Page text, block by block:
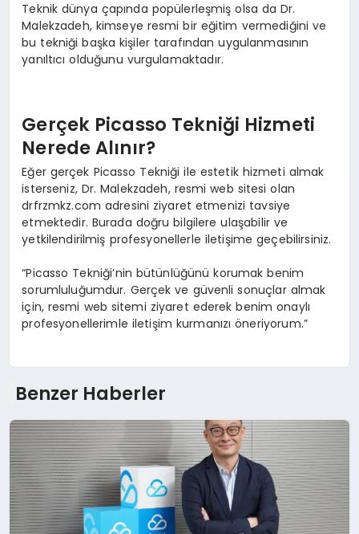
Teknik dünya çapında popülerleşmiş olsa da Dr.
Malekzadeh, kimseye resmi bir eğitim vermediğini ve
bu tekniği başka kişiler tarafından uygulanmasının
yanıltıcı olduğunu vurgulamaktadır.
Gerçek Picasso Tekniği Hizmeti
Nerede Alınır?
Eğer gerçek Picasso Tekniği ile estetik hizmeti almak
isterseniz, Dr. Malekzadeh, resmi web sitesi olan
drfrzmkz.com adresini ziyaret etmenizi tavsiye
etmektedir. Burada doğru bilgilere ulaşabilir ve
yetkilendirilmiş profesyonellerle iletişime geçebilirsiniz.
“Picasso Tekniği’nin bütünlüğünü korumak benim
sorumluluğumdur. Gerçek ve güvenli sonuçlar almak
için, resmi web sitemi ziyaret ederek benim onaylı
profesyonellerimle iletişim kurmanızı öneriyorum.”
Benzer Haberler